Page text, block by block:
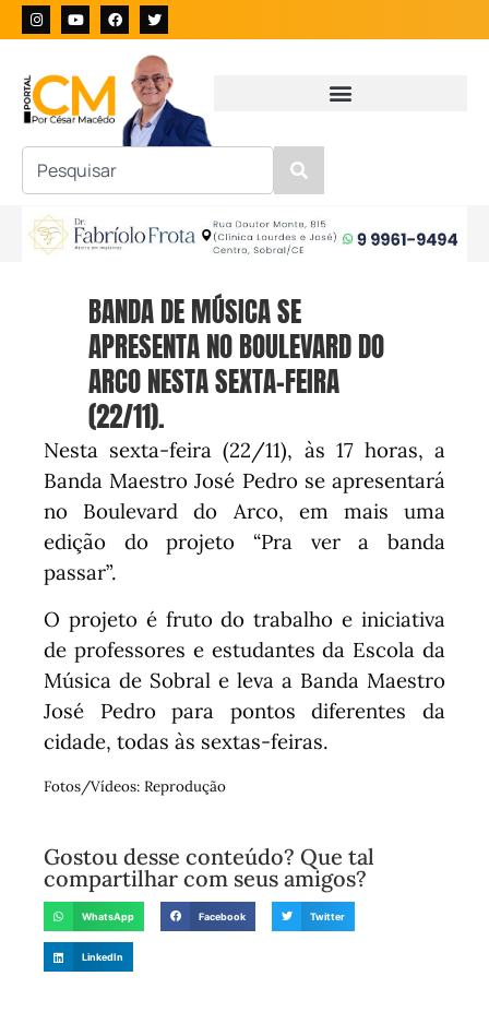
BANDA DE MÚSICA SE
APRESENTA NO BOULEVARD DO
ARCO NESTA SEXTA-FEIRA
(22/11).
Nesta sexta-feira (22/11), às 17 horas, a
Banda Maestro José Pedro se apresentará
no Boulevard do Arco, em mais uma
edição do projeto “Pra ver a banda
passar”.
O projeto é fruto do trabalho e iniciativa
de professores e estudantes da Escola da
Música de Sobral e leva a Banda Maestro
José Pedro para pontos diferentes da
cidade, todas às sextas-feiras.
Fotos/Vídeos: Reprodução
Gostou desse conteúdo? Que tal
compartilhar com seus amigos?
WhatsApp Facebook Twitter
LinkedIn